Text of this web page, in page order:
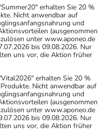
erhalten Sie 20 %
Nicht anwendbar auf
und
(ausgenommen
unter www.aponeo.de
bis 09.08.2026. Nur
uns vor, die Aktion früher
erhalten Sie 20 %
Nicht anwendbar auf
und
(ausgenommen
unter www.aponeo.de
bis 09.08.2026. Nur
uns vor, die Aktion früher